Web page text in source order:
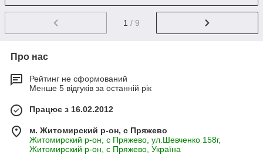
1 / 9
Про нас
Рейтинг не сформований
Менше 5 відгуків за останній рік
Працює з 16.02.2012
м. Житомирский р-он, с Пряжево
Житомирский р-он, с Пряжево, ул.Шевченко 158г,
Житомирский р-он, с Пряжево, Україна